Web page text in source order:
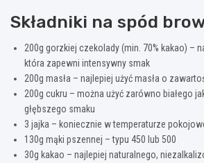
Składniki na spód
200g gorzkiej czekolady (min. 70% kakao) –
która zapewni intensywny smak
200g masła – najlepiej użyć masła o
200g cukru – można użyć zarówno białego
głębszego smaku
3 jajka – koniecznie w temperaturze
130g mąki pszennej – typu 450 lub 500
30g kakao – najlepiej naturalnego,